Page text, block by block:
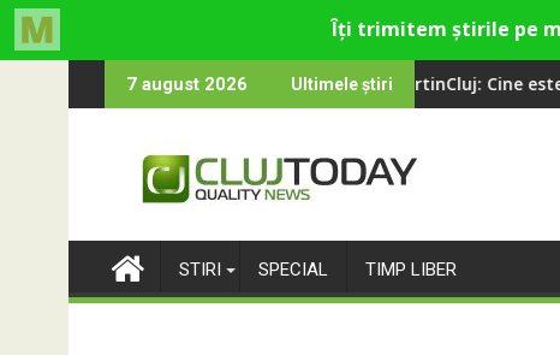
to
7 august 2026 Ultimele știri
din Cluj-Napoca SportinCluj: Cine este fotbalistul cu
STIRI SPECIAL TIMP LIBER